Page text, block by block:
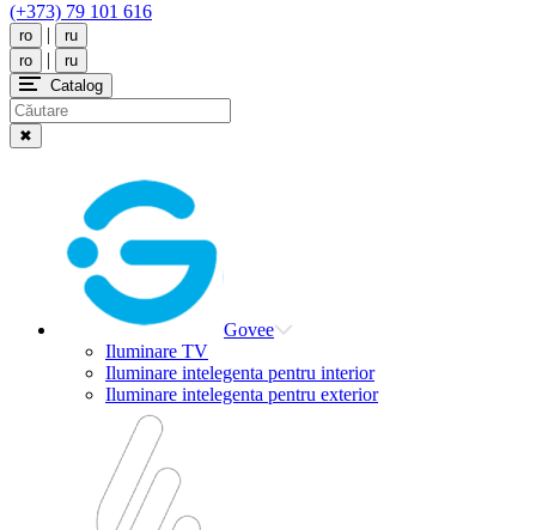
(+373) 79 101 616
ro |
ru
ro
|
ru
Catalog
✖
Govee
Iluminare TV
Iluminare intelegenta pentru interior
Iluminare intelegenta pentru exterior